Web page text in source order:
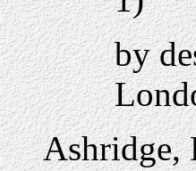
by
Ashridge,